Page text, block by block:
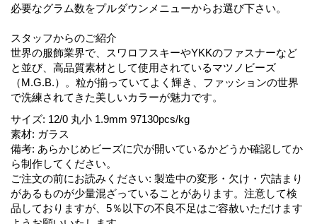
必要なグラム数をプルダウンメニューからお選び下さい。
スタッフからのご紹介
世界の服飾業界で、スワロフスキーやYKKのファスナーなど
と並び、高品質素材として使用されているマツノビーズ
（M.G.B.）。粒が揃っていてよく輝き、ファッションの世界
で洗練されてきた美しいカラーが魅力です。
サイズ: 12/0 丸小 1.9mm 97130pcs/kg
素材: ガラス
備考: あらかじめビーズに穴が開いているかどうか確認してか
ら制作してください。
ご注文の前にお読みください: 製造中の変形・欠け・穴詰まり
があるものが少量混ざっていることがあります。注意して検
品しておりますが、5％以下の不良不足はご容赦いただけます